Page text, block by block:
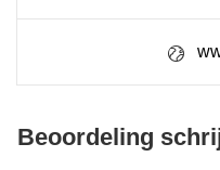
Beoordeling